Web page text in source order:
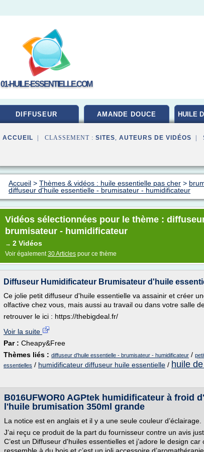
01-HUILE-ESSENTIELLE.COM
DIFFUSEUR AMANDE DOUCE HUILE
ACCUEIL | CLASSEMENT : SITES, AUTEURS DE VIDÉOS |
Accueil > Thèmes & vidéos : huile essentielle pas cher >
diffuseur d'huile essentielle - brumisateur - humidificateur
Vidéos sélectionnées pour le thème :
brumisateur - humidificateur
→ 2 Vidéos
Voir également30 Articles pour ce thème
Diffuseur Humidificateur Brumisateur d'huile
Ce jolie petit diffuseur d'huile essentielle va assainir et créer
olfactive chez vous, mais aussi au travail ou dans votre salle
retrouver le ici : https://thebigdeal.fr/
Voir la suite
Par : Cheapy&Free
Thèmes liés : diffuseur d'huile essentielle - brumisateur - humidificateur /
essentielles / humidificateur diffuseur huile essentielle / huile
B016UFWOR0 AGPtek humidificateur à froid
l'huile brumisation 350ml grande
La notice est en anglais et il y a une seule couleur d’éclairage.
J’ai reçu ce produit de la part du fournisseur contre un avis
C’est un Diffuseur d'huiles essentielles et j’adore le design car